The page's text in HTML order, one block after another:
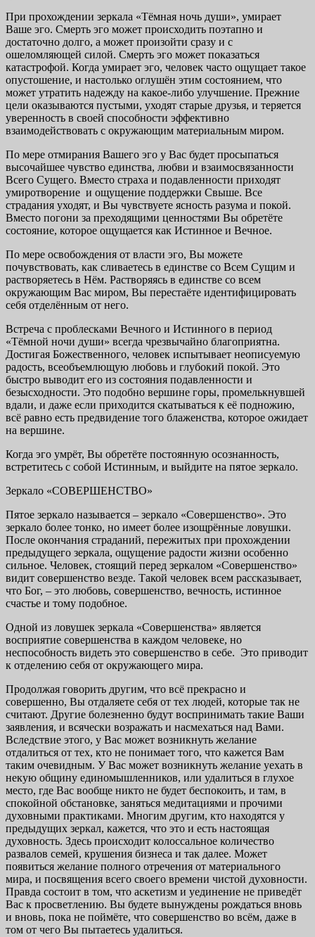
При прохождении зеркала «Тёмная ночь души», умирает
Ваше эго. Смерть эго может происходить поэтапно и
достаточно долго, а может произойти сразу и с
ошеломляющей силой. Смерть эго может показаться
катастрофой. Когда умирает эго, человек часто ощущает такое
опустошение, и настолько оглушён этим состоянием, что
может утратить надежду на какое-либо улучшение. Прежние
цели оказываются пустыми, уходят старые друзья, и теряется
уверенность в своей способности эффективно
взаимодействовать с окружающим материальным миром.
По мере отмирания Вашего эго у Вас будет просыпаться
высочайшее чувство единства, любви и взаимосвязанности
Всего Сущего. Вместо страха и подавленности приходят
умиротворение и ощущение поддержки Свыше. Все
страдания уходят, и Вы чувствуете ясность разума и покой.
Вместо погони за преходящими ценностями Вы обретёте
состояние, которое ощущается как Истинное и Вечное.
По мере освобождения от власти эго, Вы можете
почувствовать, как сливаетесь в единстве со Всем Сущим и
растворяетесь в Нём. Растворяясь в единстве со всем
окружающим Вас миром, Вы перестаёте идентифицировать
себя отделённым от него.
Встреча с проблесками Вечного и Истинного в период
«Тёмной ночи души» всегда чрезвычайно благоприятна.
Достигая Божественного, человек испытывает неописуемую
радость, всеобъемлющую любовь и глубокий покой. Это
быстро выводит его из состояния подавленности и
безысходности. Это подобно вершине горы, промелькнувшей
вдали, и даже если приходится скатываться к её подножию,
всё равно есть предвидение того блаженства, которое ожидает
на вершине.
Когда эго умрёт, Вы обретёте постоянную осознанность,
встретитесь с собой Истинным, и выйдите на пятое зеркало.
Зеркало «СОВЕРШЕНСТВО»
Пятое зеркало называется – зеркало «Совершенство». Это
зеркало более тонко, но имеет более изощрённые ловушки.
После окончания страданий, пережитых при прохождении
предыдущего зеркала, ощущение радости жизни особенно
сильное. Человек, стоящий перед зеркалом «Совершенство»
видит совершенство везде. Такой человек всем рассказывает,
что Бог, – это любовь, совершенство, вечность, истинное
счастье и тому подобное.
Одной из ловушек зеркала «Совершенства» является
восприятие совершенства в каждом человеке, но
неспособность видеть это совершенство в себе. Это приводит
к отделению себя от окружающего мира.
Продолжая говорить другим, что всё прекрасно и
совершенно, Вы отдаляете себя от тех людей, которые так не
считают. Другие болезненно будут воспринимать такие Ваши
заявления, и всячески возражать и насмехаться над Вами.
Вследствие этого, у Вас может возникнуть желание
отдалиться от тех, кто не понимает того, что кажется Вам
таким очевидным. У Вас может возникнуть желание уехать в
некую общину единомышленников, или удалиться в глухое
место, где Вас вообще никто не будет беспокоить, и там, в
спокойной обстановке, заняться медитациями и прочими
духовными практиками. Многим другим, кто находятся у
предыдущих зеркал, кажется, что это и есть настоящая
духовность. Здесь происходит колоссальное количество
развалов семей, крушения бизнеса и так далее. Может
появиться желание полного отречения от материального
мира, и посвящения всего своего времени чистой духовности.
Правда состоит в том, что аскетизм и уединение не приведёт
Вас к просветлению. Вы будете вынуждены рождаться вновь
и вновь, пока не поймёте, что совершенство во всём, даже в
том от чего Вы пытаетесь удалиться.